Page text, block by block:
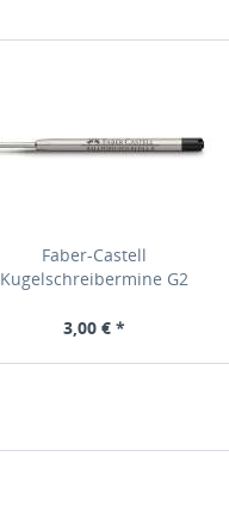
Faber-Castell
Kugelschreibermine G2
3,00 € *